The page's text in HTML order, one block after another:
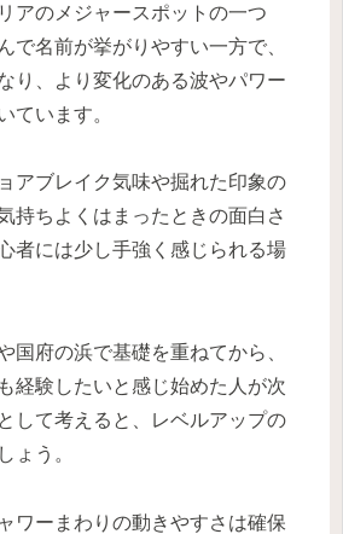
アのメジャースポットの一つ
で名前が挙がりやすい一方で、
り、より変化のある波やパワー
ています。
アブレイク気味や掘れた印象の
持ちよくはまったときの面白さ
者には少し手強く感じられる場
国府の浜で基礎を重ねてから、
経験したいと感じ始めた人が次
して考えると、レベルアップの
ょう。
ワーまわりの動きやすさは確保